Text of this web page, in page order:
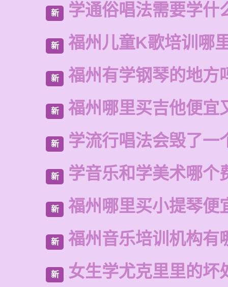
新 学通俗唱法需要学什
新 福州儿童K歌培训哪
新 福州有学钢琴的地方
新 福州哪里买吉他便宜
新 学流行唱法会毁了一
新 学音乐和学美术哪个
新 福州哪里买小提琴便
新 福州音乐培训机构有
新 女生学尤克里里的坏